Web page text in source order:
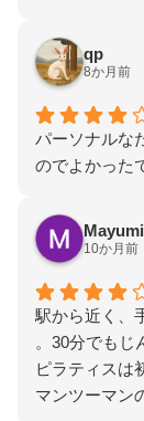
qp
8か月前
パーソナルな
のでよかった
Mayumi
10か月前
駅から近く、
。30分でもじ
ピラティスは
マンツーマン